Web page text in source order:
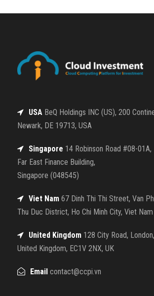
USA BeQ Holdings INC (US), 200
Newark, DE 19713, USA
Singapore 14 Robinson Road #08-01A,
Far East Finance Building,
Singapore (048545)
Viet Nam 67 Dinh Thi Thi Street, Van
Thu Duc District, Ho Chi Minh City, Viet Nam
United Kingdom 128 City Road, London,
United Kingdom, EC1V 2NX, UK
Email contact@ccpi.vn